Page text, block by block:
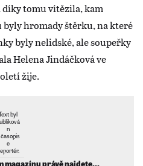
díky tomu vítězila, kam
byly hromady štěrku, na které
byly nelidské, ale soupeřky
Helena Jindáčková ve
žije.
byl
n
e
právě najdete...